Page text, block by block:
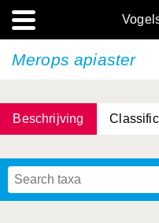
Merops apiaster
Beschrijving